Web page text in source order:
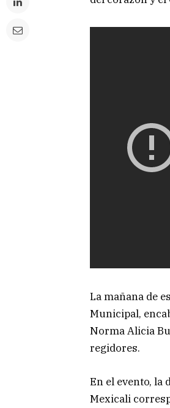
La mañana de
Municipal,
Norma Alicia
regidores.
En el evento, la
Mexicali